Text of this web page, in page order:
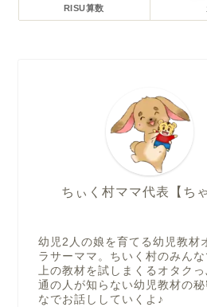
RISU算数
ちぃく村ママ代表【ち
幼児2人の娘を育てる幼児教材
ラサーママ。ちいく村のみん
上の教材を試しまくるオタク
通の人が知らない幼児教材の秘
なでお話ししていくよ♪